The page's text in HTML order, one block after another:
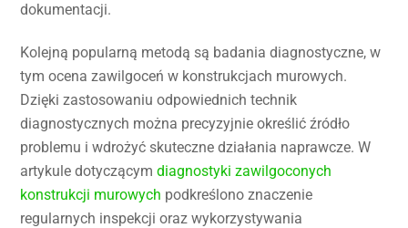
dokumentacji.
Kolejną popularną metodą są badania diagnostyczne, w
tym ocena zawilgoceń w konstrukcjach murowych.
Dzięki zastosowaniu odpowiednich technik
diagnostycznych można precyzyjnie określić źródło
problemu i wdrożyć skuteczne działania naprawcze. W
artykule dotyczącymdiagnostyki zawilgoconych
konstrukcji murowych podkreślono znaczenie
regularnych inspekcji oraz wykorzystywania